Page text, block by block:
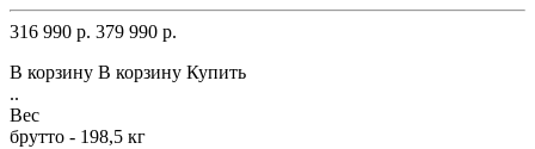
316 990 р. 379 990 р.
В корзину В корзину Купить
..
Вес
брутто - 198,5 кг